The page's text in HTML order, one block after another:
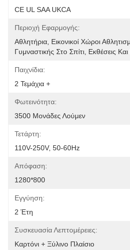
CE UL SAA UKCA
Περιοχή Εφαρμογής:
Αθλητήρια, Εικονικοί Χώροι
Γυμναστικής Στο Σπίτι, Εκθέσεις
Παιχνίδια:
2 Τεμάχια +
Φωτεινότητα:
3500 Μονάδες Λούμεν
Τετάρτη:
110V-250V, 50-60Hz
Απόφαση:
1280*800
Εγγύηση:
2 Έτη
Συσκευασία Λεπτομέρειες:
Καρτόνι + Ξύλινο Πλαίσιο